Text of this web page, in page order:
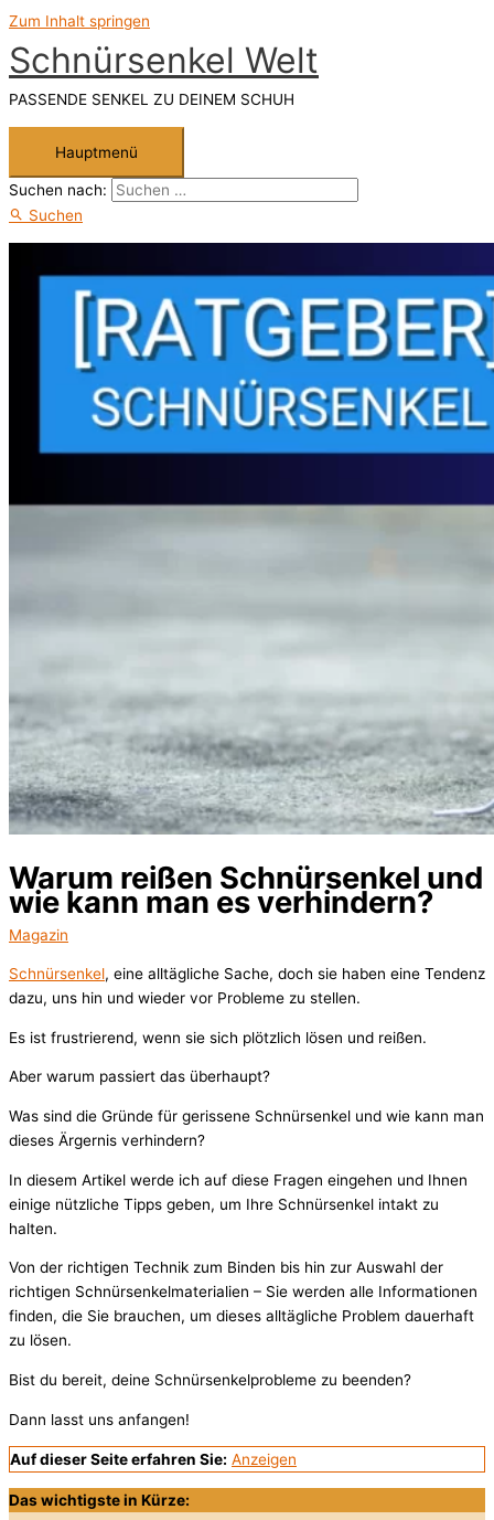
Zum Inhalt springen
Schnürsenkel Welt
PASSENDE SENKEL ZU DEINEM SCHUH
Hauptmenü
Suchen nach:
Suchen
Warum reißen Schnürsenkel und
wie kann man es verhindern?
Magazin
Schnürsenkel, eine alltägliche Sache, doch sie haben eine Tendenz
dazu, uns hin und wieder vor Probleme zu stellen.
Es ist frustrierend, wenn sie sich plötzlich lösen und reißen.
Aber warum passiert das überhaupt?
Was sind die Gründe für gerissene Schnürsenkel und wie kann man
dieses Ärgernis verhindern?
In diesem Artikel werde ich auf diese Fragen eingehen und Ihnen
einige nützliche Tipps geben, um Ihre Schnürsenkel intakt zu
halten.
Von der richtigen Technik zum Binden bis hin zur Auswahl der
richtigen Schnürsenkelmaterialien – Sie werden alle Informationen
finden, die Sie brauchen, um dieses alltägliche Problem dauerhaft
zu lösen.
Bist du bereit, deine Schnürsenkelprobleme zu beenden?
Dann lasst uns anfangen!
Auf dieser Seite erfahren Sie: Anzeigen
Das wichtigste in Kürze: